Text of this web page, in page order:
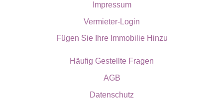
Impressum
Vermieter-Login
Fügen Sie Ihre Immobilie Hinzu
Häufig Gestellte Fragen
AGB
Datenschutz